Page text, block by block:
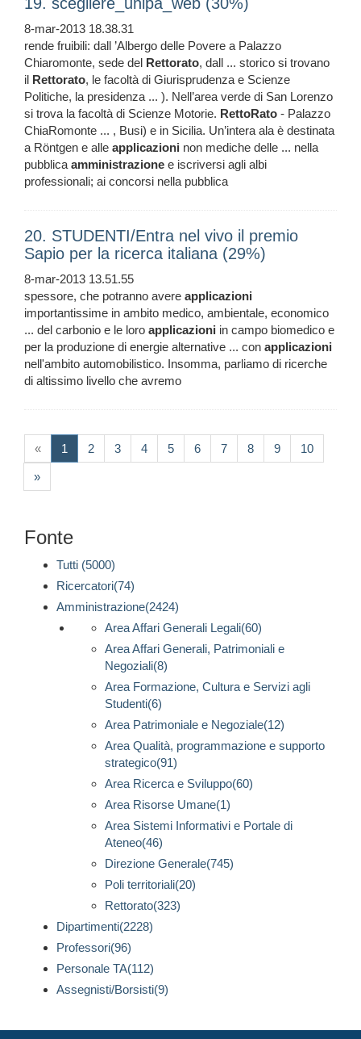
19. scegliere_unipa_web (30%)
8-mar-2013 18.38.31
rende fruibili: dall ’Albergo delle Povere a Palazzo
Chiaromonte, sede del Rettorato, dall ... storico si trovano
il Rettorato, le facoltà di Giurisprudenza e Scienze
Politiche, la presidenza ... ). Nell’area verde di San Lorenzo
si trova la facoltà di Scienze Motorie. RettoRato - Palazzo
ChiaRomonte ... , Busi) e in Sicilia. Un’intera ala è destinata
a Röntgen e alle applicazioni non mediche delle ... nella
pubblicaamministrazione e iscriversi agli albi
professionali; ai concorsi nella pubblica
20. STUDENTI/Entra nel vivo il premio
Sapio per la ricerca italiana (29%)
8-mar-2013 13.51.55
spessore, che potranno avere applicazioni
importantissime in ambito medico, ambientale, economico
... del carbonio e le loro applicazioni in campo biomedico e
per la produzione di energie alternative ... con applicazioni
nell'ambito automobilistico. Insomma, parliamo di ricerche
di altissimo livello che avremo
« 1 (current)
2 3 4 5 6 7 8 9 10
»
Fonte
Tutti (5000)
Ricercatori(74)
Amministrazione(2424)
Area Affari Generali Legali(60)
Area Affari Generali, Patrimoniali e
Negoziali(8)
Area Formazione, Cultura e Servizi agli
Studenti(6)
Area Patrimoniale e Negoziale(12)
Area Qualità, programmazione e supporto
strategico(91)
Area Ricerca e Sviluppo(60)
Area Risorse Umane(1)
Area Sistemi Informativi e Portale di
Ateneo(46)
Direzione Generale(745)
Poli territoriali(20)
Rettorato(323)
Dipartimenti(2228)
Professori(96)
Personale TA(112)
Assegnisti/Borsisti(9)